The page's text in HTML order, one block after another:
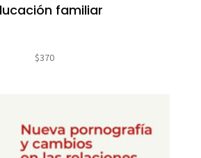
familiar
$370